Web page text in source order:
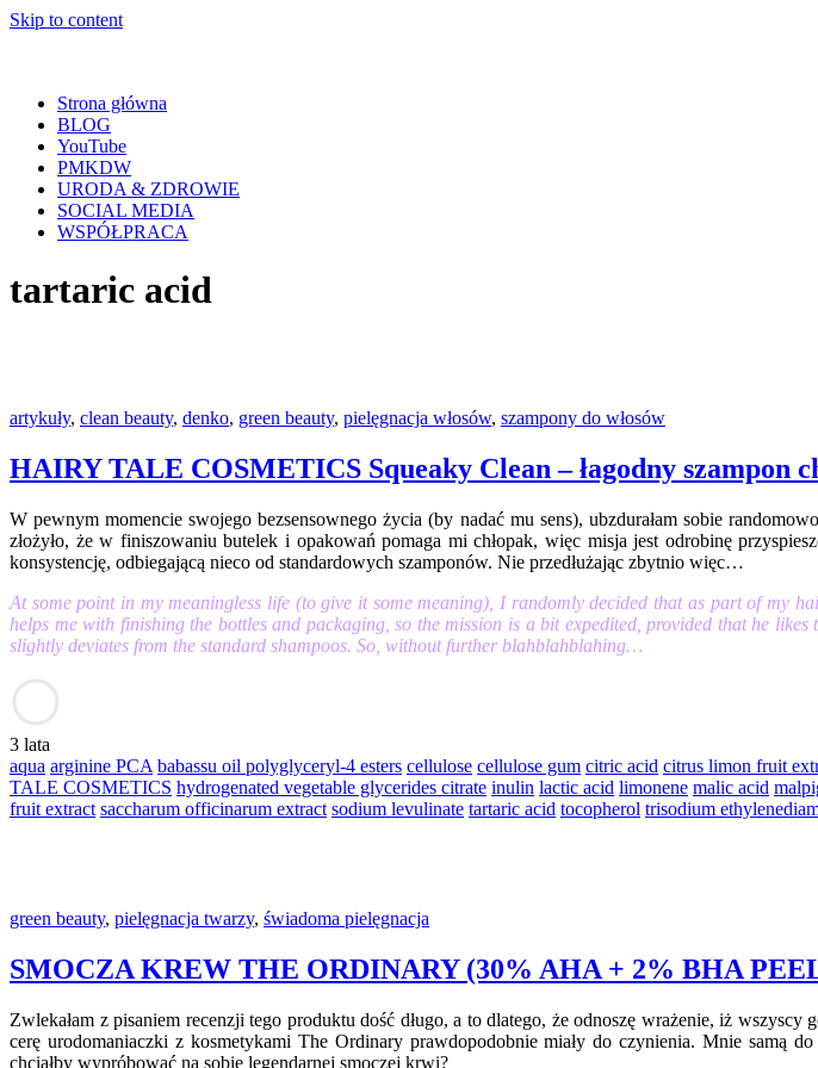
Skip to content
Strona główna
BLOG
YouTube
PMKDW
URODA & ZDROWIE
SOCIAL MEDIA
WSPÓŁPRACA
tartaric acid
artykuły, clean beauty, denko, green beauty, pielęgnacja włosów, szampony do włosów
HAIRY TALE COSMETICS Squeaky Clean – łagodny szampon
W pewnym momencie swojego bezsensownego życia (by nadać mu sens), ubzdurałam sobie
złożyło, że w finiszowaniu butelek i opakowań pomaga mi chłopak, więc misja jest odrobinę
konsystencję, odbiegającą nieco od standardowych szamponów. Nie przedłużając zbytnio więc…
At some point in my meaningless life (to give it some meaning), I randomly decided that as part of my
helps me with finishing the bottles and packaging, so the mission is a bit expedited, provided that he
slightly deviates from the standard shampoos. So, without further blahblahblahing…
3 lata
aqua arginine PCA babassu oil polyglyceryl-4 esters cellulose cellulose gum citric acid citrus limon fruit
TALE COSMETICS hydrogenated vegetable glycerides citrate inulin lactic acid limonene malic acid
fruit extract saccharum officinarum extract sodium levulinate tartaric acid tocopherol trisodium
green beauty, pielęgnacja twarzy, świadoma pielęgnacja
SMOCZA KREW THE ORDINARY (30% AHA + 2% BHA
Zwlekałam z pisaniem recenzji tego produktu dość długo, a to dlatego, że odnoszę wrażenie, iż
cerę urodomaniaczki z kosmetykami The Ordinary prawdopodobnie miały do czynienia. Mnie samą
chciałby wypróbować na sobie legendarnej smoczej krwi?